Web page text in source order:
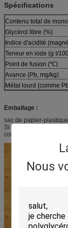
Nous
Spécifications
Contenu total de
Glycérol libre (%)
Indice d'acidité
Teneur en iode (g I/
Point de fusion (℃)
Avance (Pb, mg/kg)
Métal lourd (comme
Emballage :
sac de papier-
Si vous avez des
contacter.